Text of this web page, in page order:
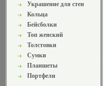
Украшение для стен
Кольца
Бейсболки
Топ женский
Толстовки
Сумки
Планшеты
Портфели